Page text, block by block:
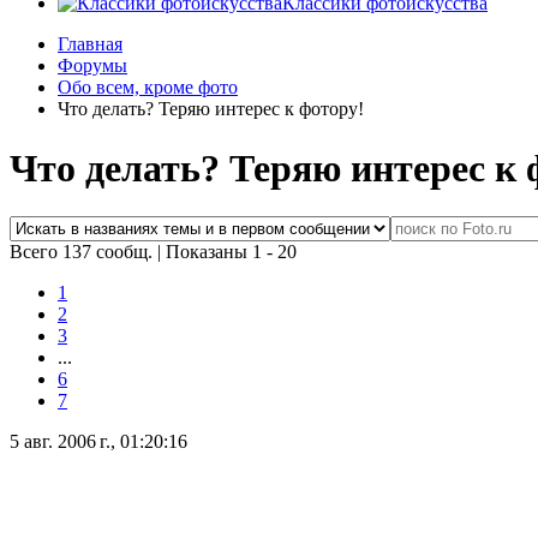
Главная
Форумы
Обо всем, кроме фото
Что делать? Теряю интерес к фотору!
Что делать? Теряю интерес к
Всего 137 сообщ. | Показаны 1 - 20
1
2
3
...
6
7
5 авг. 2006 г., 01:20:16